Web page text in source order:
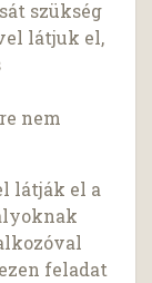
szükség
látjuk el,
nem
látják el a
feladat